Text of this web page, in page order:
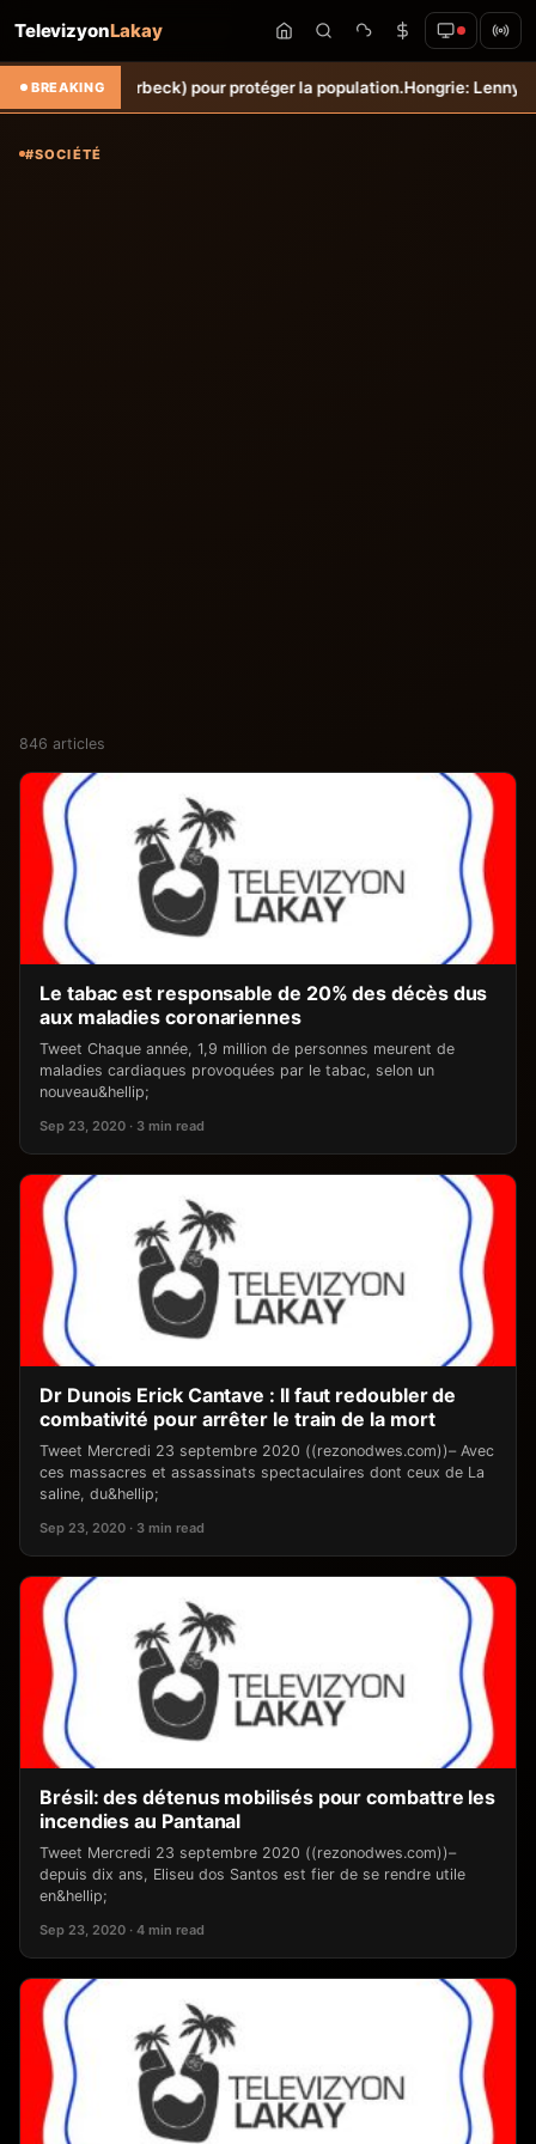
TelevizyonLakay
BREAKING
(Torbeck) pour protéger la population.Hongrie: Lenny Joseph
#SOCIÉTÉ
846 articles
Le tabac est responsable de 20% des décès dus
aux maladies coronariennes
Tweet Chaque année, 1,9 million de personnes meurent de
maladies cardiaques provoquées par le tabac, selon un
nouveau&hellip;
Sep 23, 2020 · 3 min read
Dr Dunois Erick Cantave : Il faut redoubler de
combativité pour arrêter le train de la mort
Tweet Mercredi 23 septembre 2020 ((rezonodwes.com))– Avec
ces massacres et assassinats spectaculaires dont ceux de La
saline, du&hellip;
Sep 23, 2020 · 3 min read
Brésil: des détenus mobilisés pour combattre les
incendies au Pantanal
Tweet Mercredi 23 septembre 2020 ((rezonodwes.com))–
depuis dix ans, Eliseu dos Santos est fier de se rendre utile
en&hellip;
Sep 23, 2020 · 4 min read